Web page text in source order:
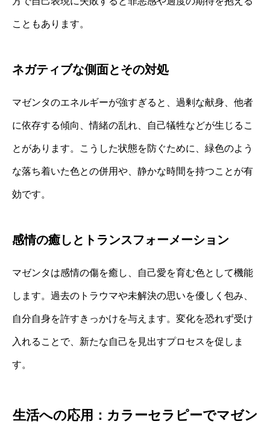
こともあります。
ネガティブな側面とその対処
マゼンタのエネルギーが強すぎると、過剰な献身、他者
に依存する傾向、情緒の乱れ、自己犠牲などが生じるこ
とがあります。こうした状態を防ぐために、緑色のよう
な落ち着いた色との併用や、静かな時間を持つことが有
効です。
感情の癒しとトランスフォーメーション
マゼンタは感情の傷を癒し、自己愛を育む色として機能
します。過去のトラウマや未解決の思いを優しく包み、
自分自身を許すきっかけを与えます。変化を恐れず受け
入れることで、新たな自己を見出すプロセスを促しま
す。
生活への応用：カラーセラピーでマゼン